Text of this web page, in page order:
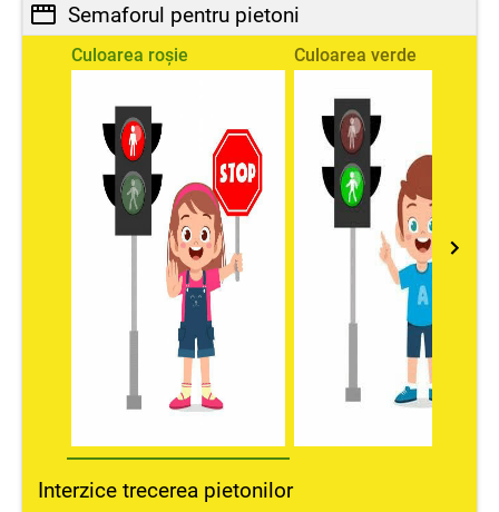
Semaforul pentru pietoni
Culoarea roșie Culoarea verde
Interzice trecerea pietonilor